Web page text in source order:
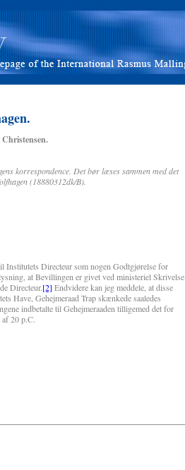
korrespondence. Det bør læses sammen med det
(18880312dk/B).
Directeur som nogen Godtgjørelse for
at Bevillingen er givet ved ministeriel Skrivelse
Directeur.[2] Endvidere kan jeg meddele, at disse
Have, Gehejmeraad Trap skænkede saaledes
indbetalte til Gehejmeraaden tilligemed det for
20 p.C.